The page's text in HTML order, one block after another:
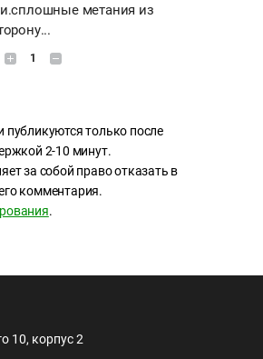
метания из
1
публикуются только после
2-10 минут.
за собой право отказать в
комментария.
.
10, корпус 2